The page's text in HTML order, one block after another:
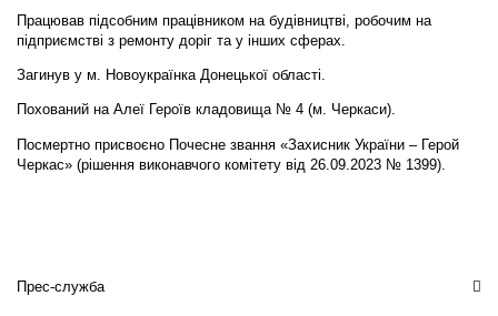
Працював підсобним працівником на будівництві, робочим на
підприємстві з ремонту доріг та у інших сферах.
Загинув у м. Новоукраїнка Донецької області.
Похований на Алеї Героїв кладовища № 4 (м. Черкаси).
Посмертно присвоєно Почесне звання «Захисник України – Герой
Черкас» (рішення виконавчого комітету від 26.09.2023 № 1399).
Прес-служба